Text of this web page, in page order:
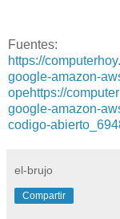
Fuentes:
https://
google-amazon-
opehttps://
google-amazon-
codigo-
el-brujo
Compartir